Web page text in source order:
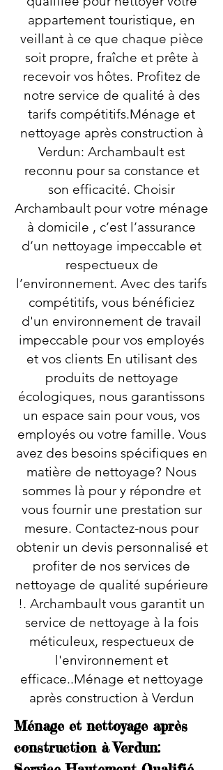
appartement touristique, en
veillant à ce que chaque pièce
soit propre, fraîche et prête à
recevoir vos hôtes. Profitez de
notre service de qualité à des
tarifs compétitifs.Ménage et
nettoyage après construction à
Verdun: Archambault est
reconnu pour sa constance et
son efficacité. Choisir
Archambault pour votre ménage
à domicile , c’est l’assurance
d’un nettoyage impeccable et
respectueux de
l’environnement. Avec des tarifs
compétitifs, vous bénéficiez
d'un environnement de travail
impeccable pour vos employés
et vos clients En utilisant des
produits de nettoyage
écologiques, nous garantissons
un espace sain pour vous, vos
employés ou votre famille. Vous
avez des besoins spécifiques en
matière de nettoyage? Nous
sommes là pour y répondre et
vous fournir une prestation sur
mesure. Contactez-nous pour
obtenir un devis personnalisé et
profiter de nos services de
nettoyage de qualité supérieure
!. Archambault vous garantit un
service de nettoyage à la fois
méticuleux, respectueux de
l'environnement et
efficace..Ménage et nettoyage
après construction à Verdun
Ménage et nettoyage après
construction à Verdun: